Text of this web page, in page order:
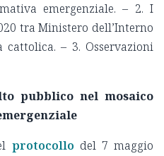
emergenziale. – 2. I
tra Ministero dell’Interno
cattolica. – 3. Osservazioni
pubblico nel mosaico
protocollo del 7 maggio